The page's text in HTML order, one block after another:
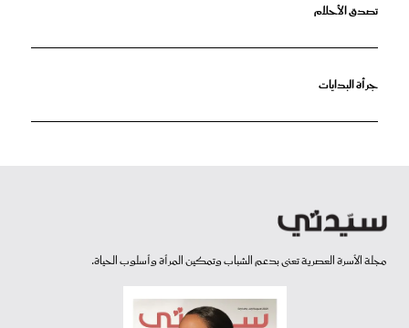
تصدق الأحلام
جرأة البدايات
مجلة الأسرة العصرية تعنى بدعم الشباب وتمكين المرأة وأسلوب الحياة.